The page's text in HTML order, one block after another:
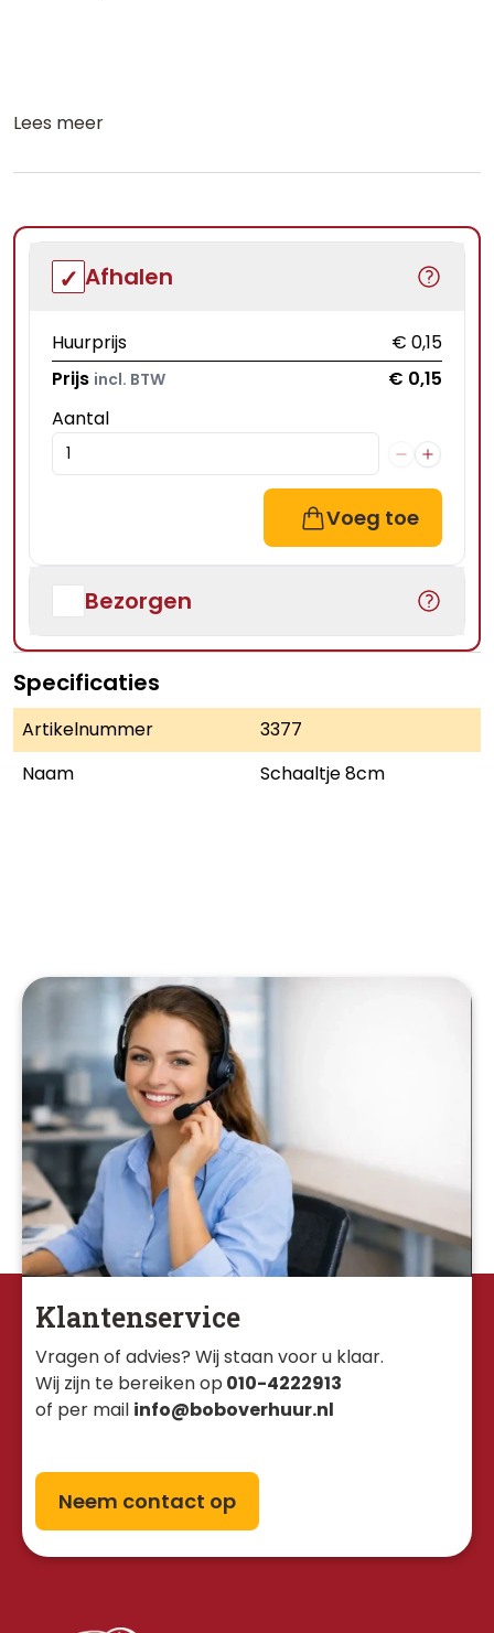
Lees meer
Afhalen
Huurprijs
€ 0,15
Prijs incl. BTW
€ 0,15
Aantal
Voeg toe
Bezorgen
Specificaties
Artikelnummer
3377
Naam
Schaaltje 8cm
Klantenservice
Vragen of advies? Wij staan voor u klaar.
Wij zijn te bereiken op 010-4222913
of per mail info@boboverhuur.nl
Neem contact op